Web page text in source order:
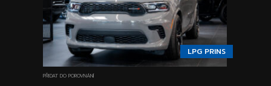
LPG PRINS
PŘIDAT DO POROVNÁNÍ